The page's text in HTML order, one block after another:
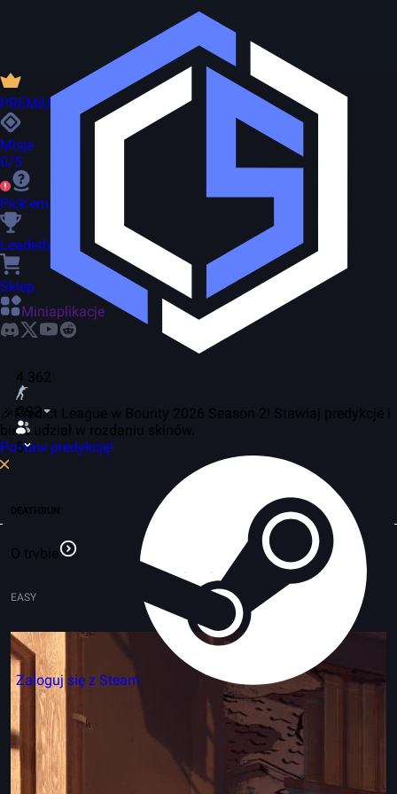
4 362
CS2
5
Zaloguj się z Steam
PREMIUM
Misje
0/5
Pick'em
Leaderboard
Sklep
Miniaplikacje
🎉Predict League w Bounty 2026 Season 2! Stawiaj predykcje i
bierz udział w rozdaniu skinów.
Postaw predykcję!
DEATHRUN
O trybie
EASY